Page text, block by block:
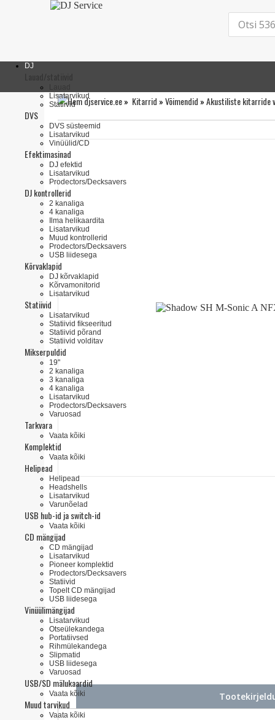
DJ
Lisatarvikud
Statiivid
DVS
DVS süsteemid
Lisatarvikud
Vinüülid/CD
Efektimasinad
DJ efektid
Lisatarvikud
Prodectors/Decksavers
DJ kontrollerid
2 kanaliga
4 kanaliga
Ilma helikaardita
Lisatarvikud
Muud kontrollerid
Prodectors/Decksavers
USB liidesega
Kõrvaklapid
DJ kõrvaklapid
Kõrvamonitorid
Lisatarvikud
Statiivid
Lisatarvikud
Statiivid fikseeritud
Statiivid põrand
Statiivid volditav
Mikserpuldid
19"
2 kanaliga
3 kanaliga
4 kanaliga
Lisatarvikud
Prodectors/Decksavers
Varuosad
Tarkvara
Vaata kõiki
Komplektid
Vaata kõiki
Helipead
Helipead
Headshells
Lisatarvikud
Varunõelad
USB hub-id ja switch-id
Vaata kõiki
CD mängijad
CD mängijad
Lisatarvikud
Pioneer komplektid
Prodectors/Decksavers
Statiivid
Topelt CD mängijad
USB liidesega
Vinüülimängijad
Lisatarvikud
Otseülekandega
Portatiivsed
Rihmülekandega
Slipmatid
USB liidesega
Varuosad
USB/SD mälukaardid
Vaata kõiki
Muud tarvikud
Vaata kõiki
» Kitarrid »Võimendid »Akustiliste kitarride